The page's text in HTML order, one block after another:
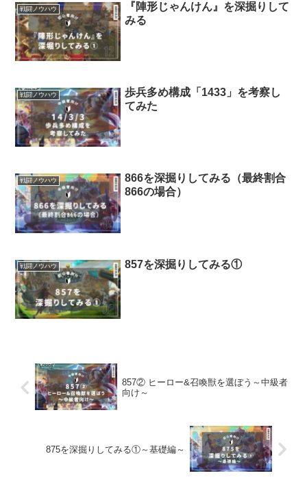
戦闘ノウハウ
『陣形じゃんけん』を深掘りして
みる
戦闘ノウハウ
歩兵多め構成「1433」を考察し
てみた
戦闘ノウハウ
866を深掘りしてみる（最終割合
866の場合）
戦闘ノウハウ 857を深掘りしてみる①
857② ヒーロー&召喚獣を選ぼう～中級者
向け～
875を深掘りしてみる①～基礎編～